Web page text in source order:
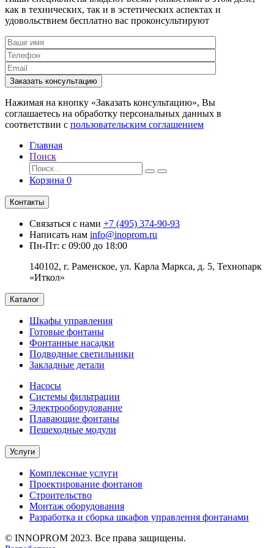
как в технических, так и в эстетических аспектах и
удовольствием бесплатно вас проконсультируют
Заказать консультацию
Нажимая на кнопку «Заказать консультацию», Вы
соглашаетесь на обработку персональных данных в
соответствии с пользовательским соглашением
Главная
Поиск
Корзина 0
Контакты
Связаться с нами +7 (495) 374-90-93
Написать нам info@inoprom.ru
Пн-Пт: с 09:00 до 18:00
140102, г. Раменское, ул. Карла Маркса, д. 5, Технопарк
«Иткол»
Каталог
Шкафы управления
Готовые фонтаны
Фонтанные насадки
Подводные светильники
Закладные детали
Насосы
Системы фильтрации
Электрооборудование
Плавающие фонтаны
Пешеходные модули
Услуги
Комплексные услуги
Проектирование фонтанов
Строительство
Монтаж оборудования
Разработка и сборка шкафов управления фонтанами
© INNOPROM 2023. Все права защищены.